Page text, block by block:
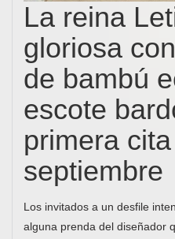
La reina
gloriosa
de bambú
escote
primera
septiembre
Los invitados a un desfile
alguna prenda del diseñador